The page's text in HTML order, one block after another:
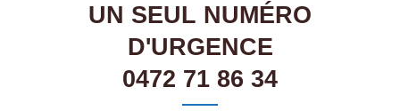
UN SEUL NUMÉRO
D'URGENCE
0472 71 86 34